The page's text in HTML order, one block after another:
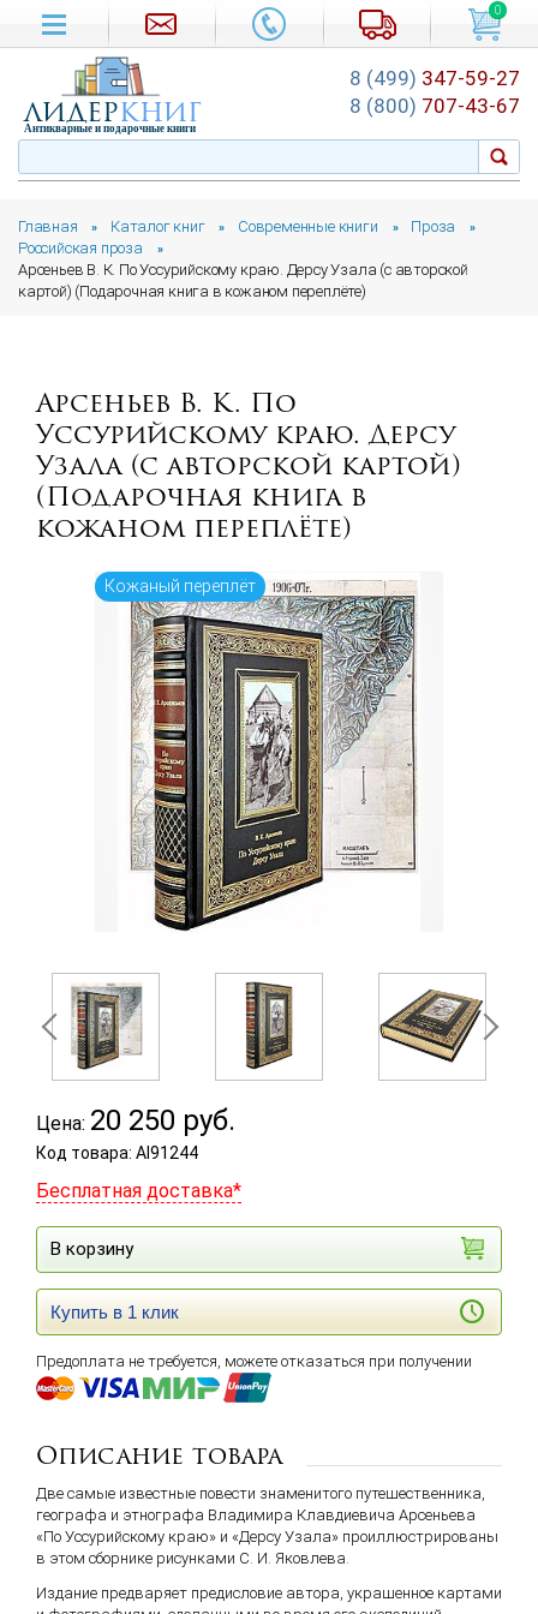
Главная » Каталог книг » Современные книги » Проза »
Российская проза »
Арсеньев В. К. По Уссурийскому краю. Дерсу Узала (с авторской
картой) (Подарочная книга в кожаном переплёте)
Арсеньев В. К. По
Уссурийскому краю. Дерсу
Узала (с авторской картой)
(Подарочная книга в
кожаном переплёте)
Кожаный переплёт
Цена: 20 250 руб.
Код товара: Al91244
Бесплатная доставка*
В корзину
Купить в 1 клик
Предоплата не требуется, можете отказаться при получении
Описание товара
Две самые известные повести знаменитого путешественника,
географа и этнографа Владимира Клавдиевича Арсеньева
«По Уссурийскому краю» и «Дерсу Узала» проиллюстрированы
в этом сборнике рисунками С. И. Яковлева.
Издание предваряет предисловие автора, украшенное картами
0
лидеркниг
Антикварные и подарочные книги
8 (499) 347-59-27
8 (800) 707-43-67